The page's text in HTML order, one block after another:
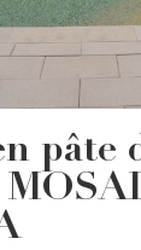
pâte